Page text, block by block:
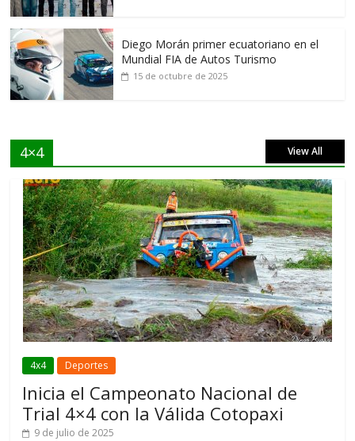
Diego Morán primer ecuatoriano en el
Mundial FIA de Autos Turismo
15 de octubre de 2025
4×4 View All
4x4 Deportes
Inicia el Campeonato Nacional de
Trial 4×4 con la Válida Cotopaxi
9 de julio de 2025